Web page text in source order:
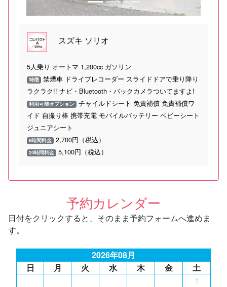
スズキ ソリオ
5人乗り オートマ 1,200cc ガソリン
特徴 禁煙車 ドライブレコーダー スライドドアで乗り降り
ラクラク!! ナビ・Bluetooth・バックカメラついてますよ!
利用可能オプション チャイルドシート 免責補償 免責補償ワ
イド 自撮り棒 携帯充電 モバイルバッテリー ベビーシート
ジュニアシート
6時間料金 2,700円（税込）
24時間料金 5,100円（税込）
予約カレンダー
日付をクリックすると、そのまま予約フォームへ進めま
す。
2026年08月
日
月 火 水 木 金
土
1